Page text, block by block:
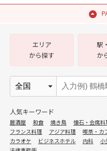
エリア
から探す
駅
か
人気キーワード
居酒屋 和食 焼き鳥 懐石・会席料
フランス料理
アジア料理 喫茶・カ
カラオケ
ビジネスホテル 内科 小